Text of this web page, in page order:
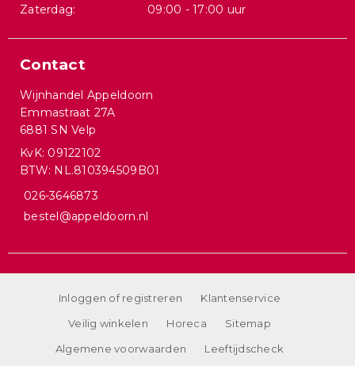
Zaterdag:
09:00 - 17:00 uur
Contact
Wijnhandel Appeldoorn
Emmastraat 27A
6881 SN Velp
KvK: 09122102
BTW: NL.810394509B01
026-3646873
bestel@appeldoorn.nl
Inloggen of registreren
Klantenservice
Veilig winkelen
Horeca
Sitemap
Algemene voorwaarden
Leeftijdscheck